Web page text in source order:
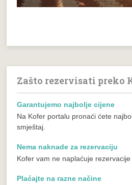
Zašto rezervisati preko
Garantujemo najbolje cijene
Na Kofer portalu pronaći ćete
smještaj.
Nema naknade za rezervaciju
Kofer vam ne naplaćuje rezervacije
Plaćajte na razne načine